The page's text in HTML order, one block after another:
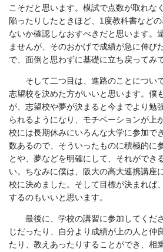
こそだと思います。模試で点数が取れな
陥ったりしたときほど、 1 度教科書など
ないか確認しなおすべきだと思います。
ませんが、そのおかげで成績が急に伸び
で、面倒と思わずに基礎に立ち戻ってみ
そして二つ目は、進路のことについ
志望校を決めた方がいいと思います。僕
が、志望校や夢が決まると今までより勉
られるようになり、モチベーションが上
校には長期休みにいろんな大学に参加で
数あるので、そういったものに積極的に
とや、夢などを明確にして、それができ
い。ちなみに僕は、阪大の高大連携講座
校に決めました。そして目標が決まれば
するのもいいと思います。
最後に、学校の講習に参加してくだ
じだったり、自分より成績が上の人と仲
たり、教えあったりすることができ、相